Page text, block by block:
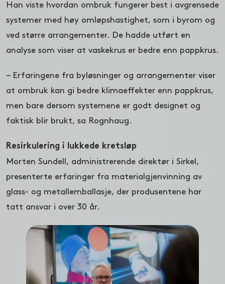
Han viste hvordan ombruk fungerer best i avgrensede
systemer med høy omløpshastighet, som i byrom og
ved større arrangementer. De hadde utført en
analyse som viser at vaskekrus er bedre enn pappkrus.
– Erfaringene fra byløsninger og arrangementer viser
at ombruk kan gi bedre klimaeffekter enn pappkrus,
men bare dersom systemene er godt designet og
faktisk blir brukt, sa Rognhaug.
Resirkulering i lukkede kretsløp
Morten Sundell, administrerende direktør i Sirkel,
presenterte erfaringer fra materialgjenvinning av
glass- og metallemballasje, der produsentene har
tatt ansvar i over 30 år.